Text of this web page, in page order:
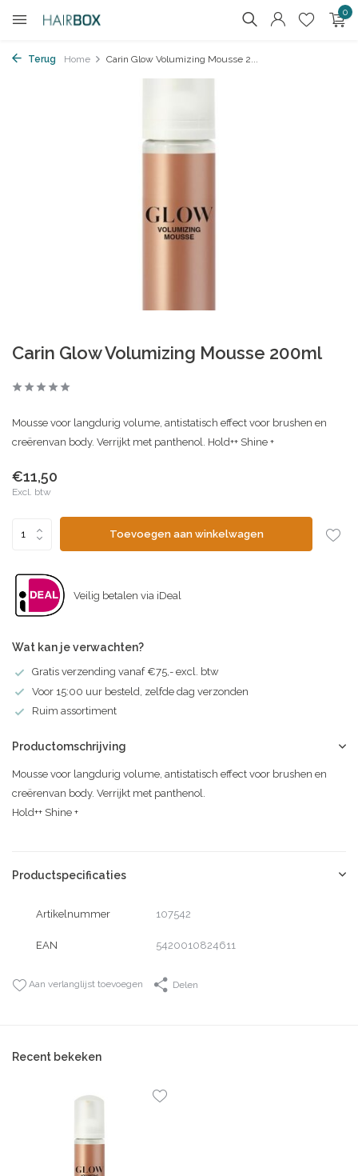
0
Terug Home Carin Glow Volumizing Mousse 2...
Carin Glow Volumizing Mousse 200ml
Mousse voor langdurig volume, antistatisch effect voor brushen en
creërenvan body. Verrijkt met panthenol. Hold++ Shine +
€11,50
Excl. btw
Toevoegen aan winkelwagen
Veilig betalen via iDeal
Wat kan je verwachten?
Gratis verzending vanaf €75,- excl. btw
Voor 15:00 uur besteld, zelfde dag verzonden
Ruim assortiment
Productomschrijving
Mousse voor langdurig volume, antistatisch effect voor brushen en
creërenvan body. Verrijkt met panthenol.
Hold++ Shine +
Productspecificaties
Artikelnummer 107542
EAN 5420010824611
Aan verlanglijst toevoegen Delen
Recent bekeken